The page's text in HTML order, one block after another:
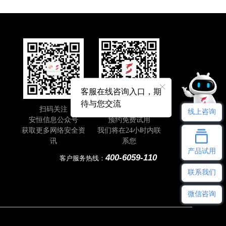
扫码关注
安恒信息公众号
获取更多网络安全资
讯
即刻扫码
预约免费试用
我们将在24小时内联
系您
客户服务热线：400-6059-110
客服在线咨询入口，期
待与您交流
线上咨询
产品试用
联系我们
微信咨询